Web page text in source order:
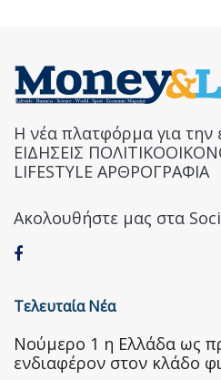
Η νέα πλατφόρμα για την
ΕΙΔΗΣΕΙΣ
LIFESTYLE ΑΡΘΡΟΓΡΑΦΙΑ
Ακολουθήστε μας στα
Τελευταία Νέα
Nούμερο 1 η Ελλάδα ως
ενδιαφέρον στον κλάδο